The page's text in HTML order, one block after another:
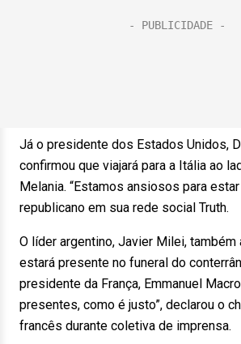
Já o presidente dos Estados Unidos,
confirmou que viajará para a Itália ao
Melania. “Estamos ansiosos para
republicano em sua rede social Truth.
O líder argentino, Javier Milei, também
estará presente no funeral do
presidente da França, Emmanuel
presentes, como é justo”, declarou o
francês durante coletiva de imprensa.